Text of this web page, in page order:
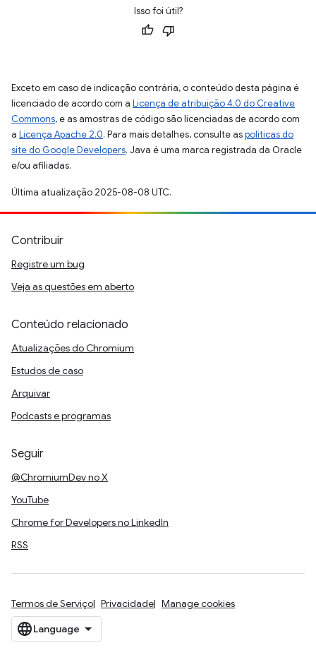
Isso foi útil?
Exceto em caso de indicação contrária, o conteúdo desta página é
licenciado de acordo com a Licença de atribuição 4.0 do Creative
Commons, e as amostras de código são licenciadas de acordo com
a Licença Apache 2.0. Para mais detalhes, consulte aspolíticas do
site do Google Developers. Java é uma marca registrada da Oracle
e/ou afiliadas.
Última atualização 2025-08-08 UTC.
Contribuir
Registre um bug
Veja as questões em aberto
Conteúdo relacionado
Atualizações do Chromium
Estudos de caso
Arquivar
Podcasts e programas
Seguir
@ChromiumDev no X
YouTube
Chrome for Developers no LinkedIn
RSS
Termos de Serviço Privacidade Manage cookies